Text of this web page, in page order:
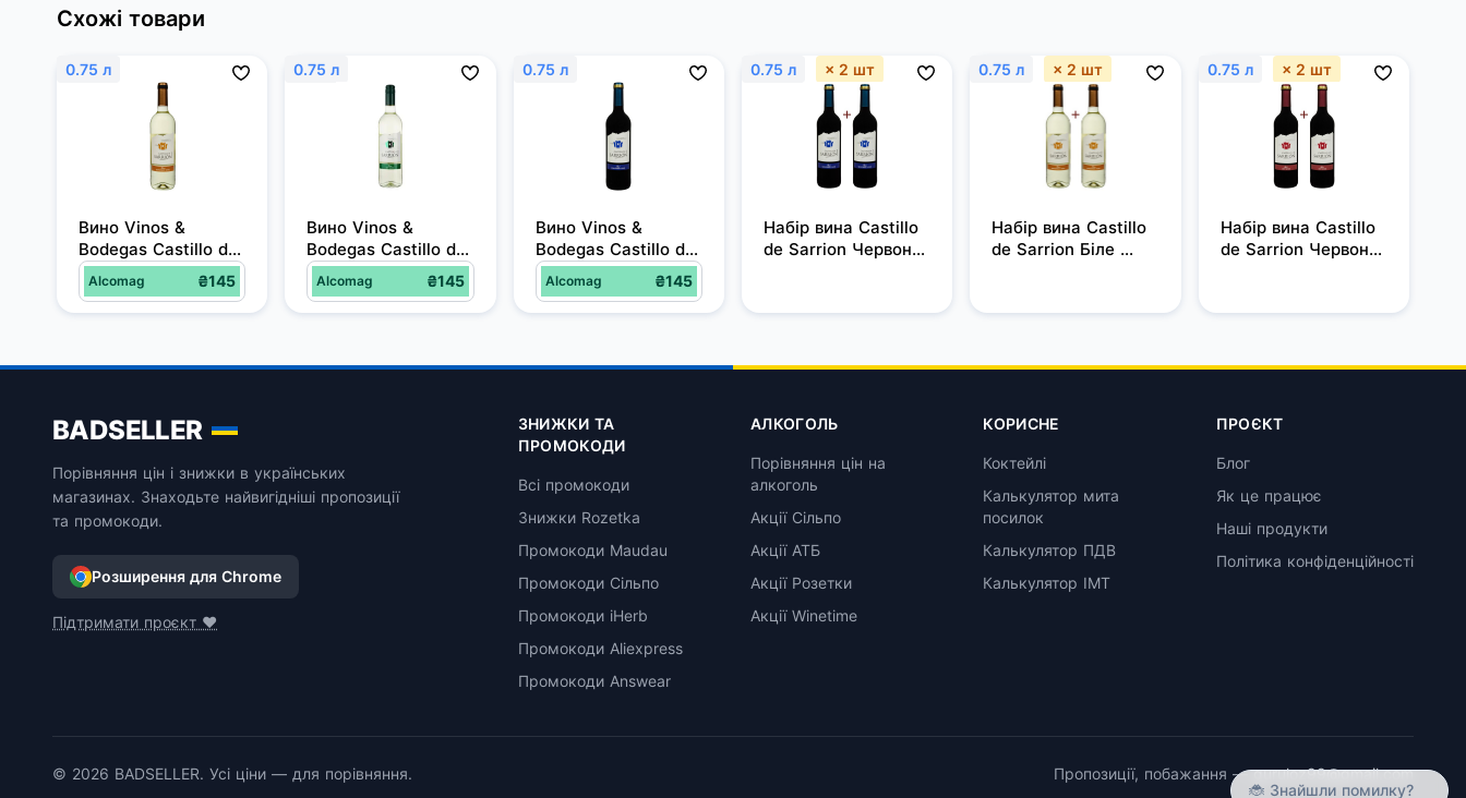
Схожі товари
0.75 л
Вино Vinos &
Bodegas Castillo de
Sarrion біле
напівсолодке 0.75 л
11%
Alcomag ₴145
0.75 л
Вино Vinos &
Bodegas Castillo de
Sarrion сухе біле
0.75 л 11%
Alcomag ₴145
0.75 л
Вино Vinos &
Bodegas Castillo de
Sarrion червоне
напівсолодке 0.75 л
11%
Alcomag ₴145
0.75 л × 2 шт
Набір вина Castillo
de Sarrion Червоне
0.75 л × 2 шт
Набір вина Castillo
de Sarrion Біле
0.75 л × 2 шт
Набір вина Castillo
de Sarrion Червоне
🐞 Знайшли помилку?
BADSELLER
Порівняння цін і знижки в українських
магазинах. Знаходьте найвигідніші пропозиції
та промокоди.
Розширення для Chrome
Підтримати проєкт ❤️
ЗНИЖКИ ТА
ПРОМОКОДИ
Всі промокоди
Знижки Rozetka
Промокоди Maudau
Промокоди Сільпо
Промокоди iHerb
Промокоди Aliexpress
Промокоди Answear
АЛКОГОЛЬ
Порівняння цін на
алкоголь
Акції Сільпо
Акції АТБ
Акції Розетки
Акції Winetime
КОРИСНЕ
Коктейлі
Калькулятор мита
посилок
Калькулятор ПДВ
Калькулятор ІМТ
ПРОЄКТ
Блог
Як це працює
Наші продукти
Політика конфіденційності
© 2026 BADSELLER. Усі ціни — для порівняння. Пропозиції, побажання —guruloz99@gmail.com